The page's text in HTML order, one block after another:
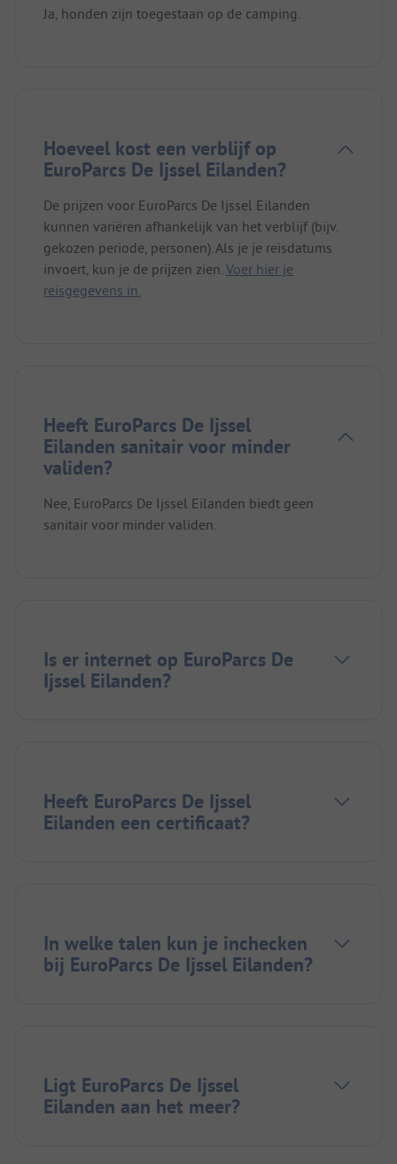
Ja, honden zijn toegestaan op de camping.
Hoeveel kost een verblijf op
EuroParcs De Ijssel Eilanden?
De prijzen voor EuroParcs De Ijssel Eilanden
kunnen variëren afhankelijk van het verblijf (bijv.
gekozen periode, personen). Als je je reisdatums
invoert, kun je de prijzen zien. Voer hier je
reisgegevens in.
Heeft EuroParcs De Ijssel
Eilanden sanitair voor minder
validen?
Nee, EuroParcs De Ijssel Eilanden biedt geen
sanitair voor minder validen.
Is er internet op EuroParcs De
Ijssel Eilanden?
Heeft EuroParcs De Ijssel
Eilanden een certificaat?
In welke talen kun je inchecken
bij EuroParcs De Ijssel Eilanden?
Ligt EuroParcs De Ijssel
Eilanden aan het meer?